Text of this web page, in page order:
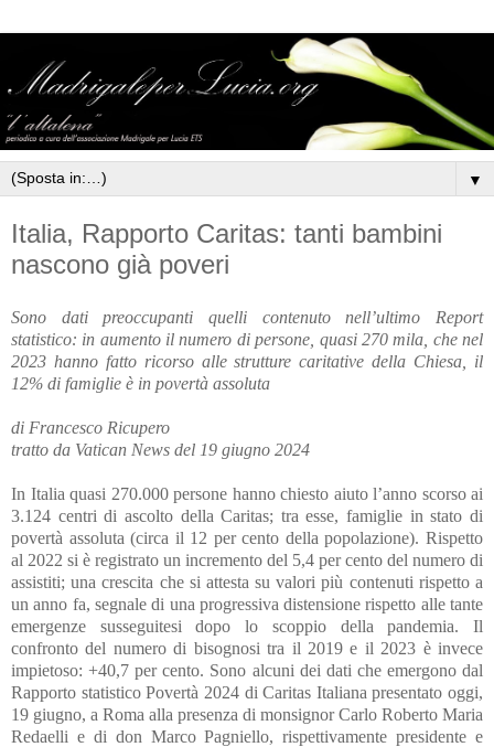
▼
Italia, Rapporto Caritas: tanti bambini
nascono già poveri
Sono dati preoccupanti quelli contenuto nell’ultimo Report
statistico: in aumento il numero di persone, quasi 270 mila, che nel
2023 hanno fatto ricorso alle strutture caritative della Chiesa, il
12% di famiglie è in povertà assoluta
di Francesco Ricupero
tratto da Vatican News del 19 giugno 2024
In Italia quasi 270.000 persone hanno chiesto aiuto l’anno scorso ai
3.124 centri di ascolto della Caritas; tra esse, famiglie in stato di
povertà assoluta (circa il 12 per cento della popolazione). Rispetto
al 2022 si è registrato un incremento del 5,4 per cento del numero di
assistiti; una crescita che si attesta su valori più contenuti rispetto a
un anno fa, segnale di una progressiva distensione rispetto alle tante
emergenze susseguitesi dopo lo scoppio della pandemia. Il
confronto del numero di bisognosi tra il 2019 e il 2023 è invece
impietoso: +40,7 per cento. Sono alcuni dei dati che emergono dal
Rapporto statistico Povertà 2024 di Caritas Italiana presentato oggi,
19 giugno, a Roma alla presenza di monsignor Carlo Roberto Maria
Redaelli e di don Marco Pagniello, rispettivamente presidente e